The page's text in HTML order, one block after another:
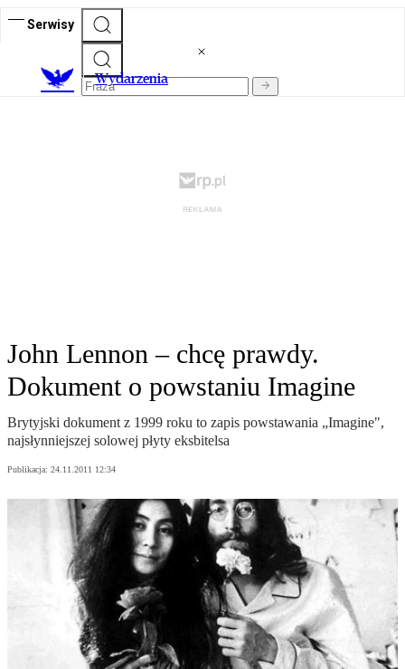
Serwisy
Wydarzenia
John Lennon – chcę prawdy.
Dokument o powstaniu Imagine
Brytyjski dokument z 1999 roku to zapis powstawania „Imagine",
najsłynniejszej solowej płyty eksbitelsa
Publikacja: 24.11.2011 12:34